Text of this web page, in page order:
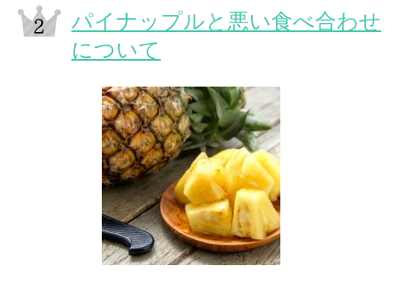
パイナップルと悪い食べ合わせ
について